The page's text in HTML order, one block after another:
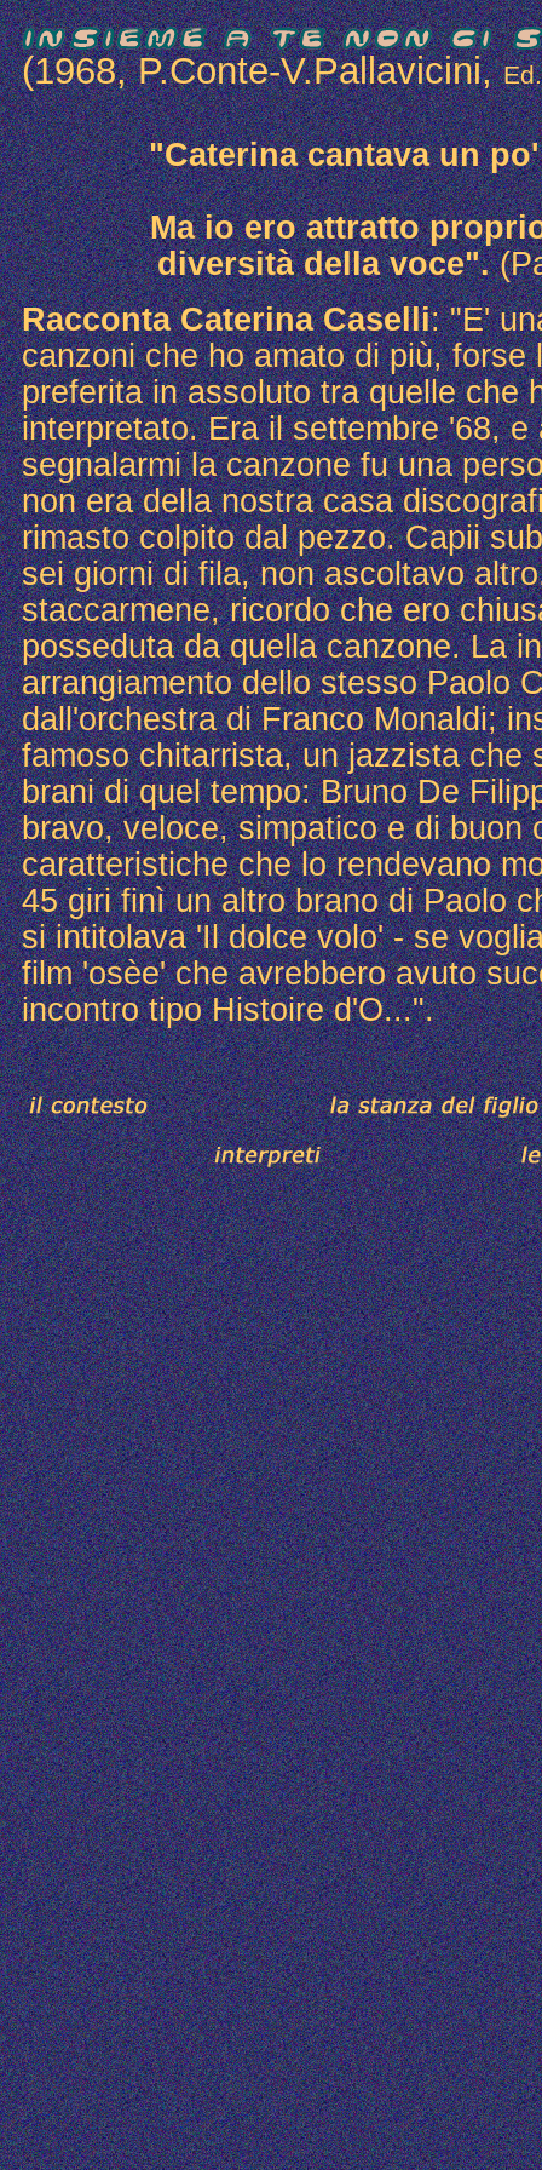
(1968, P.Conte-V.Pallavicini,
"Caterina cantava un
Ma io ero attratto
diversità della voce".
Racconta Caterina Caselli: "E'
canzoni che ho amato di più, forse
preferita in assoluto tra quelle che
interpretato. Era il settembre '68, e
segnalarmi la canzone fu una
non era della nostra casa
rimasto colpito dal pezzo. Capii
sei giorni di fila, non ascoltavo
staccarmene, ricordo che ero
posseduta da quella canzone. La
arrangiamento dello stesso Paolo
dall'orchestra di Franco Monaldi;
famoso chitarrista, un jazzista che
brani di quel tempo: Bruno De
bravo, veloce, simpatico e di buon
caratteristiche che lo rendevano
45 giri finì un altro brano di Paolo
si intitolava 'Il dolce volo' - se
film 'osèe' che avrebbero avuto
incontro tipo Histoire d'O...".